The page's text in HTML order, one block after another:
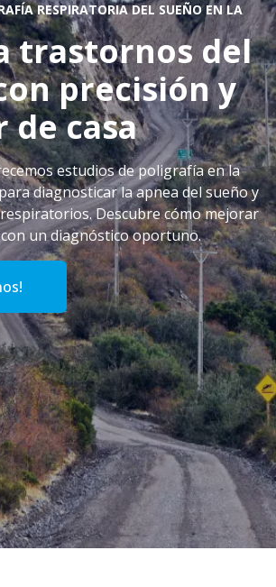
RESPIRATORIA DEL SUEÑO EN LA
trastornos del
precisión y
de casa
estudios de poligrafía en la
diagnosticar la apnea del sueño y
Descubre cómo mejorar
un diagnóstico oportuno.